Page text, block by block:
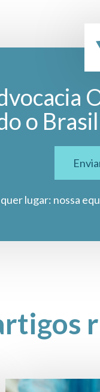
o
lugar: nossa